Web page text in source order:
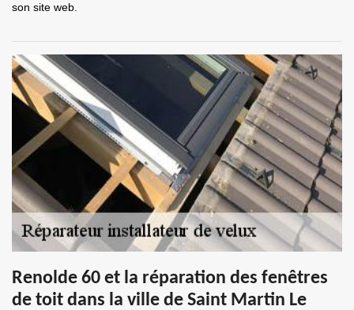
son site web.
Renolde 60 et la réparation des fenêtres
de toit dans la ville de Saint Martin Le